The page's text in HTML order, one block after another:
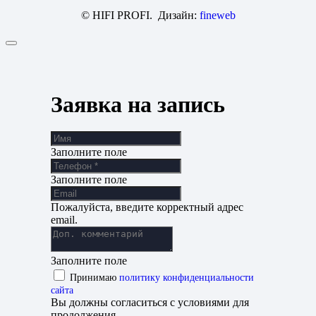
© HIFI PROFI. Дизайн: fineweb
Заявка на запись
Заполните поле
Заполните поле
Пожалуйста, введите корректный адрес
email.
Заполните поле
Принимаю политику конфиденциальности
сайта
Вы должны согласиться с условиями для